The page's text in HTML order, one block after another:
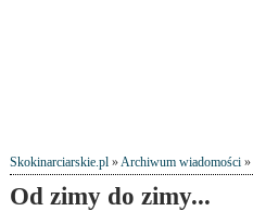
Skokinarciarskie.pl»Archiwum wiadomości»
Od zimy do zimy...